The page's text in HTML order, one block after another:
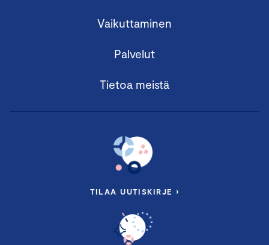
Vaikuttaminen
Palvelut
Tietoa meistä
TILAA UUTISKIRJE ›